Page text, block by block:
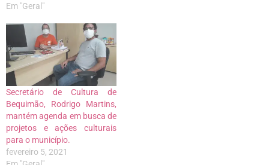
Em "Geral"
Secretário de Cultura de
Bequimão, Rodrigo Martins,
mantém agenda em busca de
projetos e ações culturais
para o município.
fevereiro 5, 2021